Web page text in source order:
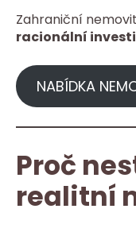
Zahraniční
racionální
NABÍDKA
Proč
realitní